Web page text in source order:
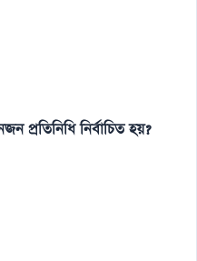
প্ৰতিনিধি নিৰ্বাচিত হয়?